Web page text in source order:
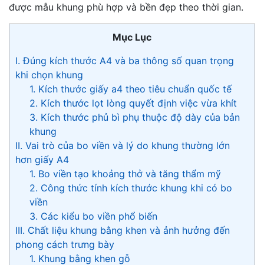
được mẫu khung phù hợp và bền đẹp theo thời gian.
Mục Lục
I. Đúng kích thước A4 và ba thông số quan trọng
khi chọn khung
1. Kích thước giấy a4 theo tiêu chuẩn quốc tế
2. Kích thước lọt lòng quyết định việc vừa khít
3. Kích thước phủ bì phụ thuộc độ dày của bản
khung
II. Vai trò của bo viền và lý do khung thường lớn
hơn giấy A4
1. Bo viền tạo khoảng thở và tăng thẩm mỹ
2. Công thức tính kích thước khung khi có bo
viền
3. Các kiểu bo viền phổ biến
III. Chất liệu khung bằng khen và ảnh hưởng đến
phong cách trưng bày
1. Khung bằng khen gỗ